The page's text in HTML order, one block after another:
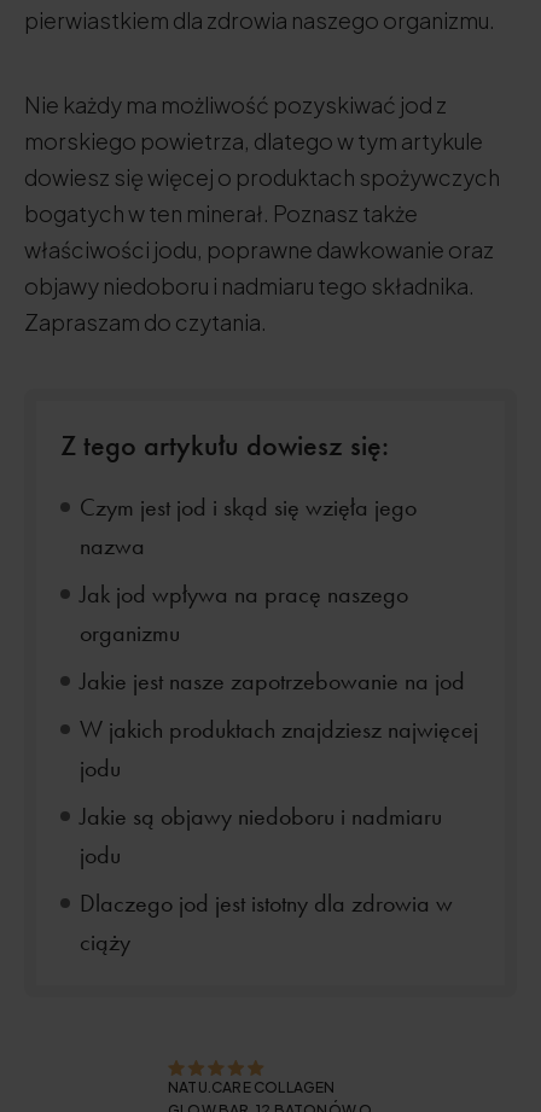
pierwiastkiem dla zdrowia naszego organizmu.
Nie każdy ma możliwość pozyskiwać jod z
morskiego powietrza, dlatego w tym artykule
dowiesz się więcej o produktach spożywczych
bogatych w ten minerał. Poznasz także
właściwości jodu, poprawne dawkowanie oraz
objawy niedoboru i nadmiaru tego składnika.
Zapraszam do czytania.
Z tego artykułu dowiesz się:
Czym jest jod i skąd się wzięła jego
nazwa
Jak jod wpływa na pracę naszego
organizmu
Jakie jest nasze zapotrzebowanie na jod
W jakich produktach znajdziesz najwięcej
jodu
Jakie są objawy niedoboru i nadmiaru
jodu
Dlaczego jod jest istotny dla zdrowia w
ciąży
NATU.CARE COLLAGEN